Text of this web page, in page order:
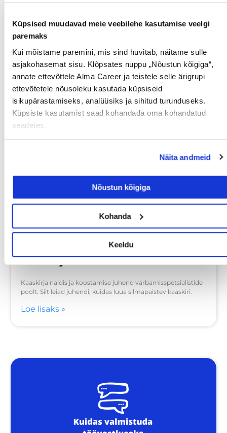
Küpsised muudavad meie veebilehe kasutamise veelgi
paremaks
Kui mõistame paremini, mis sind huvitab, näitame sulle
asjakohasemat sisu. Klõpsates nuppu „Nõustun kõigiga“,
annate ettevõttele Alma Career ja teistele selle ärigrupi
ettevõtetele nõusoleku kasutada küpsiseid
isikupärastamiseks, analüüsiks ja sihitud turunduseks.
Küpsiste kasutamist saad kohandada oma kohandatud
seadetes.
Näita andmeid
Nõustun kõigiga
Kohanda
Keeldu
CV näidis
CV näidis ja CV koostamise juhend värbamisspetsialistide
poolt. Juhend, kuidas luua atraktiivne CV, mis paistab silma.
Loe lisaks »
Kaaskirja näidis
Kaaskirja näidis ja koostamise juhend värbamisspetsialistide
poolt. Siit leiad juhendi, kuidas luua silmapaistev kaaskiri.
Loe lisaks »